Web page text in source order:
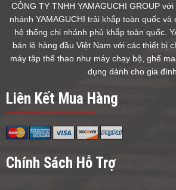
CÔNG TY TNHH YAMAGUCHI GROUP
nhánh YAMAGUCHI trải khắp toàn quốc
hệ thống chi nhánh phủ khắp toàn quốc.
bán lẻ hàng đầu Việt Nam với các thiết bị
máy tập thể thao như máy chạy bộ, ghế
dụng dành cho gia đình.
Liên Kết Mua Hàng
Chính Sách Hỗ Trợ